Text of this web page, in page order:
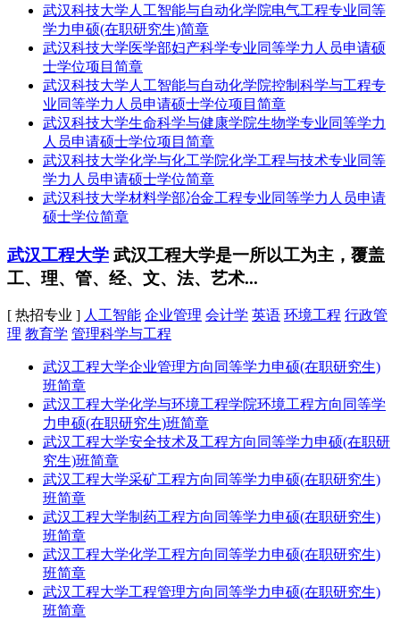
武汉科技大学人工智能与自动化学院电气工程专业同等
学力申硕(在职研究生)简章
武汉科技大学医学部妇产科学专业同等学力人员申请硕
士学位项目简章
武汉科技大学人工智能与自动化学院控制科学与工程专
业同等学力人员申请硕士学位项目简章
武汉科技大学生命科学与健康学院生物学专业同等学力
人员申请硕士学位项目简章
武汉科技大学化学与化工学院化学工程与技术专业同等
学力人员申请硕士学位简章
武汉科技大学材料学部冶金工程专业同等学力人员申请
硕士学位简章
武汉工程大学 武汉工程大学是一所以工为主，覆盖
工、理、管、经、文、法、艺术...
[ 热招专业 ] 人工智能 企业管理 会计学 英语 环境工程 行政管
理 教育学 管理科学与工程
武汉工程大学企业管理方向同等学力申硕(在职研究生)
班简章
武汉工程大学化学与环境工程学院环境工程方向同等学
力申硕(在职研究生)班简章
武汉工程大学安全技术及工程方向同等学力申硕(在职研
究生)班简章
武汉工程大学采矿工程方向同等学力申硕(在职研究生)
班简章
武汉工程大学制药工程方向同等学力申硕(在职研究生)
班简章
武汉工程大学化学工程方向同等学力申硕(在职研究生)
班简章
武汉工程大学工程管理方向同等学力申硕(在职研究生)
班简章